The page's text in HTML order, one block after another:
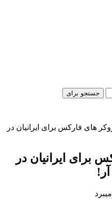
جستجو برای
های فارکس برای ایرانیان در
برای ایرانیان در